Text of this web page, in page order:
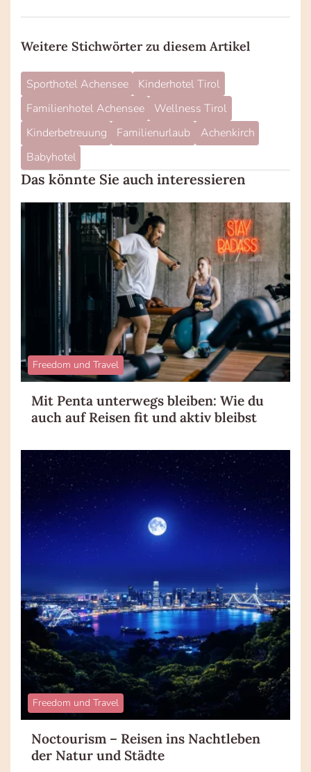
Weitere Stichwörter zu diesem Artikel
Sporthotel Achensee
Kinderhotel Tirol
Familienhotel Achensee
Wellness Tirol
Kinderbetreuung
Familienurlaub
Achenkirch
Babyhotel
Das könnte Sie auch interessieren
Freedom und Travel
Mit Penta unterwegs bleiben: Wie du
auch auf Reisen fit und aktiv bleibst
Freedom und Travel
Noctourism – Reisen ins Nachtleben
der Natur und Städte